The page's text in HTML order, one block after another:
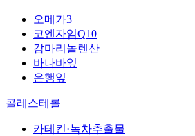
오메가3
코엔자임Q10
감마리놀렌산
바나바잎
은행잎
콜레스테롤
카테킨·녹차추출물